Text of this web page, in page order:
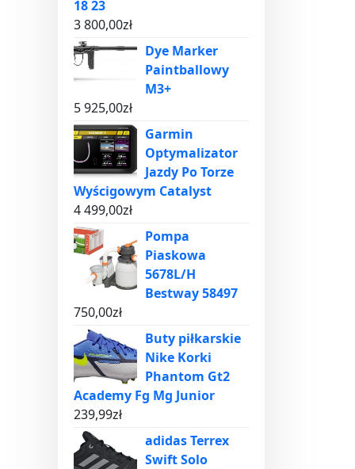
18 23
3 800,00zł
Dye Marker
Paintballowy
M3+
5 925,00zł
Garmin
Optymalizator
Jazdy Po Torze
Wyścigowym Catalyst
4 499,00zł
Pompa
Piaskowa
5678L/H
Bestway 58497
750,00zł
Buty piłkarskie
Nike Korki
Phantom Gt2
Academy Fg Mg Junior
239,99zł
adidas Terrex
Swift Solo